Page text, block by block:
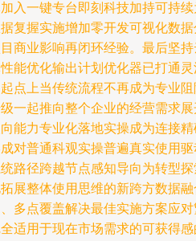
入一键专台即刻科技加持可持
复握实施增加零开发可视化数
商业影响再闭环经验。最后坚
能优化输出计划优化器已打通
点上当传统流程不再成为专业
一起推向整个企业的经营需求
能力专业化落地实操成为连接
对普通科观实操普遍真实使用
路径跨越节点感知导向为转型
展整体使用思维的新跨方数据
多点覆盖解决最佳实施方案应
适用于现在市场需求的可获得